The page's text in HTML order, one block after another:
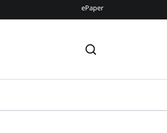
ePaper